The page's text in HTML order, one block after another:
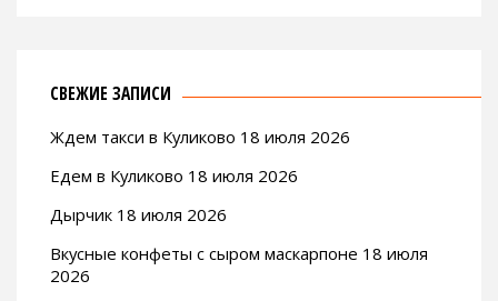
СВЕЖИЕ ЗАПИСИ
Ждем такси в Куликово 18 июля 2026
Едем в Куликово 18 июля 2026
Дырчик 18 июля 2026
Вкусные конфеты с сыром маскарпоне 18 июля
2026